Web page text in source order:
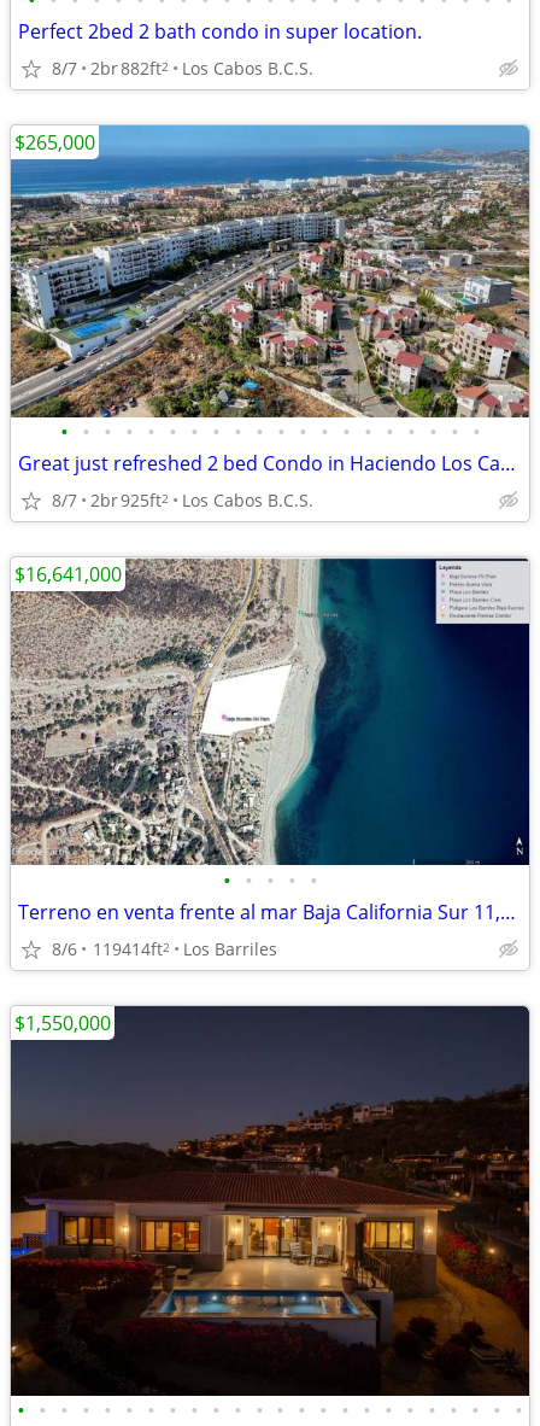
Perfect 2bed 2 bath condo in super location.
8/7 2br882ft2 Los Cabos B.C.S.
• • • • • • • • • • • • • • • • • • • •
Great just refreshed 2 bed Condo in Haciendo Los Cabos SJD
8/7 2br925ft2 Los Cabos B.C.S.
$265,000
• • • • •
Terreno en venta frente al mar Baja California Sur 11,094 m2
8/6 119414ft2 Los Barriles
$16,641,000
• • • • • • • • • • • • • • • • • • • • • • • •
$1,550,000